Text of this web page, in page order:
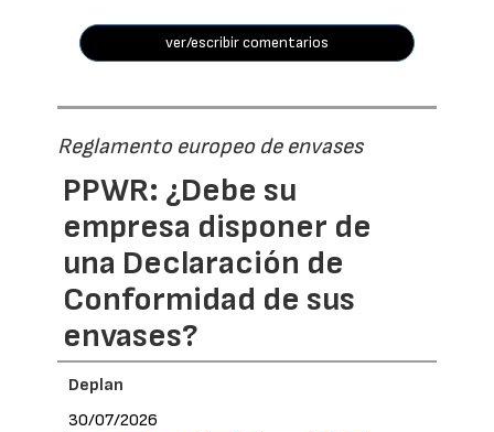
ver/escribir comentarios
Reglamento europeo de envases
PPWR: ¿Debe su
empresa disponer de
una Declaración de
Conformidad de sus
envases?
Deplan
30/07/2026